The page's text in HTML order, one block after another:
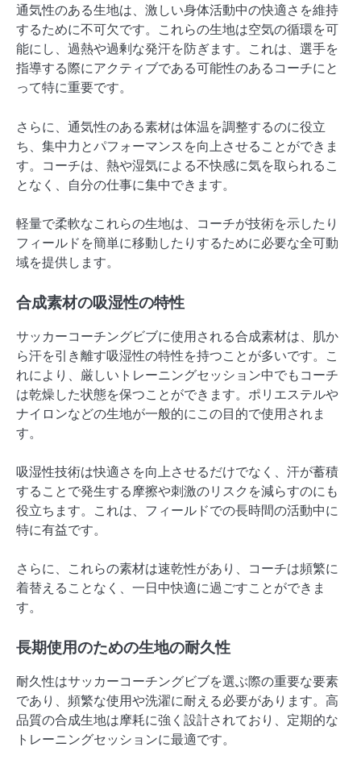
通気性のある生地は、激しい身体活動中の快適さを維持
するために不可欠です。これらの生地は空気の循環を可
能にし、過熱や過剰な発汗を防ぎます。これは、選手を
指導する際にアクティブである可能性のあるコーチにと
って特に重要です。
さらに、通気性のある素材は体温を調整するのに役立
ち、集中力とパフォーマンスを向上させることができま
す。コーチは、熱や湿気による不快感に気を取られるこ
となく、自分の仕事に集中できます。
軽量で柔軟なこれらの生地は、コーチが技術を示したり
フィールドを簡単に移動したりするために必要な全可動
域を提供します。
合成素材の吸湿性の特性
サッカーコーチングビブに使用される合成素材は、肌か
ら汗を引き離す吸湿性の特性を持つことが多いです。こ
れにより、厳しいトレーニングセッション中でもコーチ
は乾燥した状態を保つことができます。ポリエステルや
ナイロンなどの生地が一般的にこの目的で使用されま
す。
吸湿性技術は快適さを向上させるだけでなく、汗が蓄積
することで発生する摩擦や刺激のリスクを減らすのにも
役立ちます。これは、フィールドでの長時間の活動中に
特に有益です。
さらに、これらの素材は速乾性があり、コーチは頻繁に
着替えることなく、一日中快適に過ごすことができま
す。
長期使用のための生地の耐久性
耐久性はサッカーコーチングビブを選ぶ際の重要な要素
であり、頻繁な使用や洗濯に耐える必要があります。高
品質の合成生地は摩耗に強く設計されており、定期的な
トレーニングセッションに最適です。